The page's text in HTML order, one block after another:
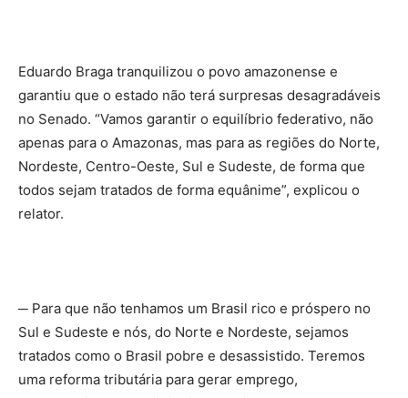
Eduardo Braga tranquilizou o povo amazonense e
garantiu que o estado não terá surpresas desagradáveis
no Senado. “Vamos garantir o equilíbrio federativo, não
apenas para o Amazonas, mas para as regiões do Norte,
Nordeste, Centro-Oeste, Sul e Sudeste, de forma que
todos sejam tratados de forma equânime”, explicou o
relator.
─ Para que não tenhamos um Brasil rico e próspero no
Sul e Sudeste e nós, do Norte e Nordeste, sejamos
tratados como o Brasil pobre e desassistido. Teremos
uma reforma tributária para gerar emprego,